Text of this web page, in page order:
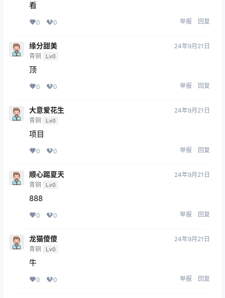
看
0 0 举报 回复
缘分甜美
青铜 Lv0
24年9月21日
顶
0 0 举报 回复
大意爱花生
青铜 Lv0
24年9月21日
项目
0 0 举报 回复
顺心踢夏天
青铜 Lv0
24年9月21日
888
0 0 举报 回复
龙猫傻傻
青铜 Lv0
24年9月21日
牛
0 0 举报 回复